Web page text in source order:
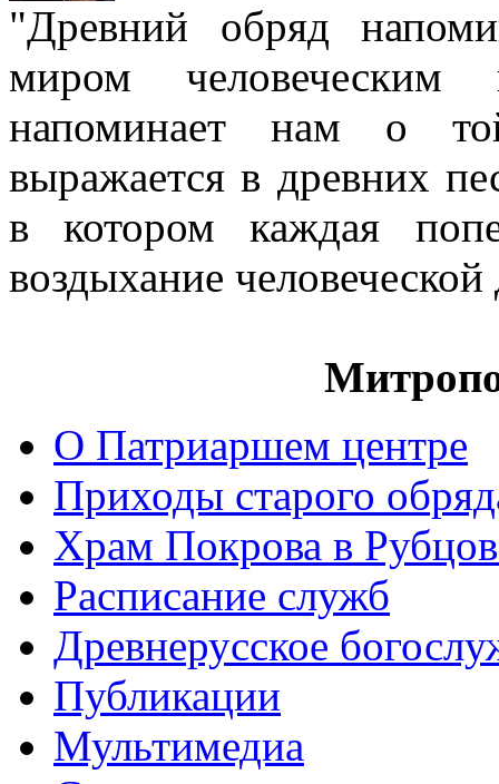
"Древний обряд
миром
напоминает нам о
выражается в древних
в котором каждая
воздыхание
О Патриаршем центре
Приходы старого
Храм Покрова в
Расписание служб
Древнерусское
Публикации
Мультимедиа